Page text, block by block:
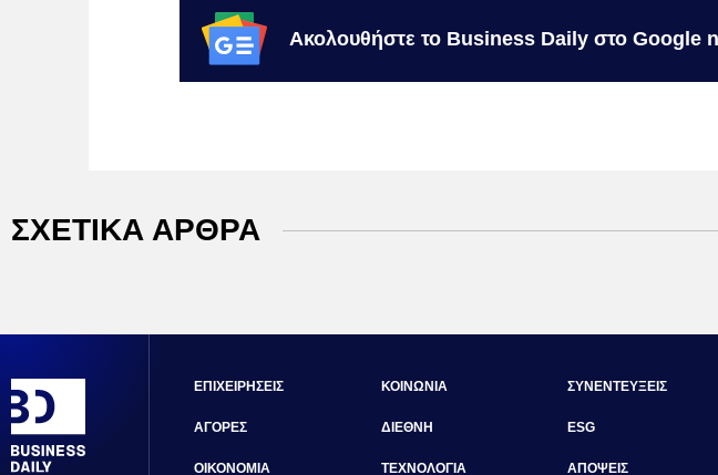
Ακολουθήστε το Business Daily στο Google
ΣΧΕΤΙΚΑ ΑΡΘΡΑ
ΕΠΙΧΕΙΡΗΣΕΙΣ
ΑΓΟΡΕΣ
ΟΙΚΟΝΟΜΙΑ
ΚΟΙΝΩΝΙΑ
ΔΙΕΘΝΗ
ΤΕΧΝΟΛΟΓΙΑ
ΣΥΝΕΝΤΕΥΞΕΙΣ
ESG
ΑΠΟΨΕΙΣ